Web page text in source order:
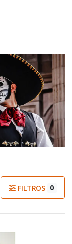
FILTROS 0